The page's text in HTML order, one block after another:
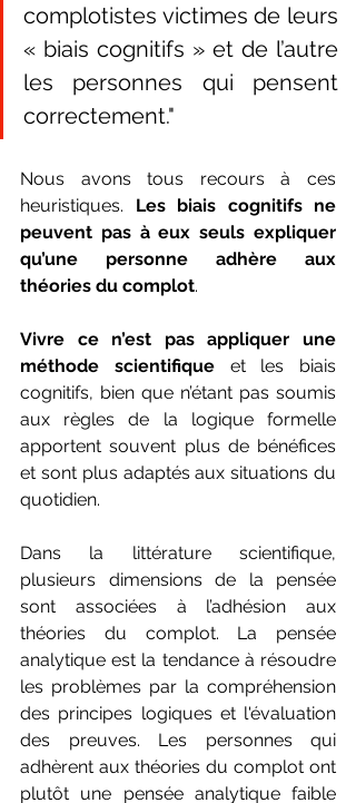
complotistes victimes de leurs
« biais cognitifs » et de l’autre
les personnes qui pensent
correctement."
Nous avons tous recours à ces
heuristiques. Les biais cognitifs ne
peuvent pas à eux seuls expliquer
qu’une personne adhère aux
théories du complot.
Vivre ce n’est pas appliquer une
méthode scientifique et les biais
cognitifs, bien que n’étant pas soumis
aux règles de la logique formelle
apportent souvent plus de bénéfices
et sont plus adaptés aux situations du
quotidien.
Dans la littérature scientifique,
plusieurs dimensions de la pensée
sont associées à l’adhésion aux
théories du complot. La pensée
analytique est la tendance à résoudre
les problèmes par la compréhension
des principes logiques et l'évaluation
des preuves. Les personnes qui
adhèrent aux théories du complot ont
plutôt une pensée analytique faible